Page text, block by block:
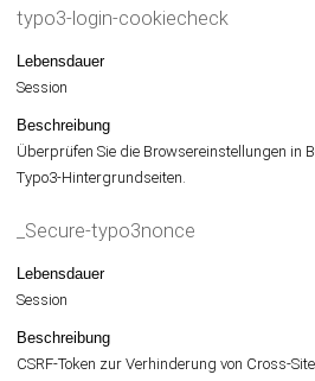
typo3-login-cookiecheck
Lebensdauer
Session
Beschreibung
Überprüfen Sie die Browsereinstellungen in
Typo3-Hintergrundseiten.
_Secure-typo3nonce
Lebensdauer
Session
Beschreibung
CSRF-Token zur Verhinderung von Cross-